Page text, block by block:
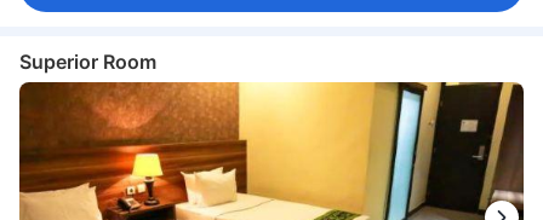
Superior Room